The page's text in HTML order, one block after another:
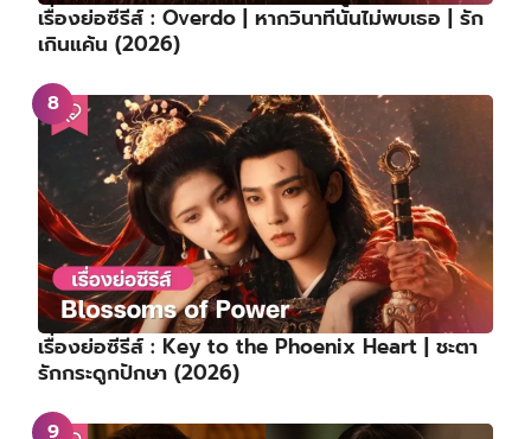
เรื่องย่อซีรีส์ : Overdo | หากวินาทีนั้นไม่พบเธอ | รัก
เกินแค้น (2026)
เรื่องย่อซีรีส์ : Key to the Phoenix Heart | ชะตา
รักกระดูกปักษา (2026)